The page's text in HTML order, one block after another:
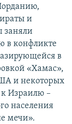
и
заняли
в конфликте
в
«Хамас»,
и некоторых
к Израилю –
населения
мечи».